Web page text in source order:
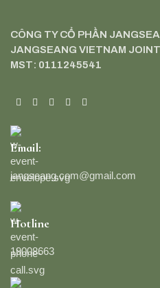
CÔNG TY CỔ PHẦN
JANGSEANG VIETNAM
MST: 0111245541
Email:
jangseang.com@gmail.com
Hotline
19008663